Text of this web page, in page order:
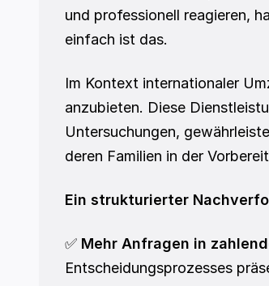
und professionell reagieren,
einfach ist das.
Im Kontext internationaler
anzubieten. Diese
Untersuchungen,
deren Familien in der
Ein strukturierter
✅ Mehr Anfragen in
Entscheidungsprozesses